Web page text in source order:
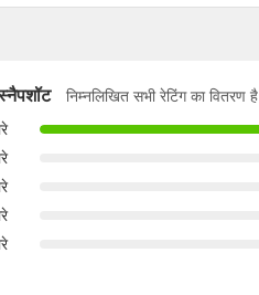
निम्नलिखित सभी रेटिंग का वितरण है